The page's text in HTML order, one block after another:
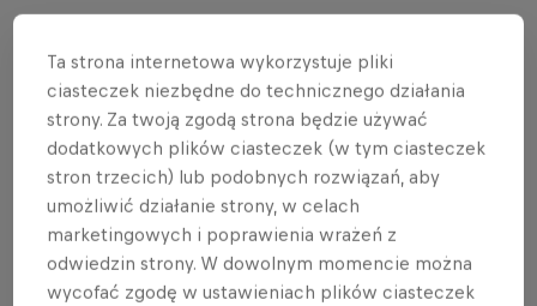
Chcesz autograf Ryoyu?Kup bilet i wpadaj na
Red Bull Skoki w Punkt w Zakopanem 5 kwietnia
oraz weź udział w sesjach autografowych z
gwiazdami.
Ta strona internetowa wykorzystuje pliki
ciasteczek niezbędne do technicznego działania
strony. Za twoją zgodą strona będzie używać
dodatkowych plików ciasteczek (w tym ciasteczek
stron trzecich) lub podobnych rozwiązań, aby
umożliwić działanie strony, w celach
marketingowych i poprawienia wrażeń z
odwiedzin strony. W dowolnym momencie można
wycofać zgodę w ustawieniach plików ciasteczek